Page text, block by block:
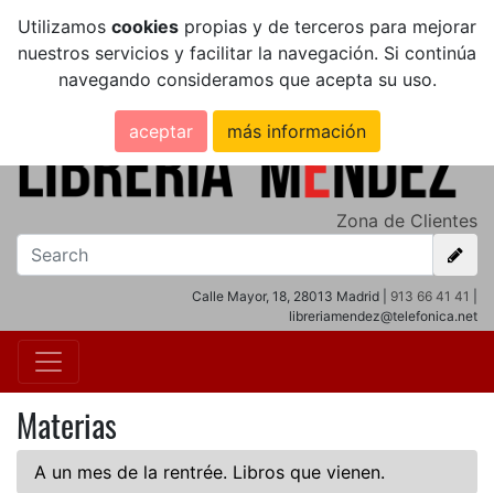
Utilizamos cookies propias y de terceros para mejorar
nuestros servicios y facilitar la navegación. Si continúa
navegando consideramos que acepta su uso.
aceptar más información
Zona de Clientes
Calle Mayor, 18, 28013 Madrid | 913 66 41 41
libreriamendez@telefonica.net
Materias
A un mes de la rentrée. Libros que vienen.